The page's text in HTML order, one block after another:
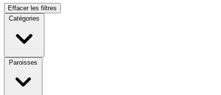
Effacer les filtres
Catégories
Paroisses